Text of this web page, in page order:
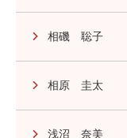
相磯 聡子
相原 圭太
浅沼 奈美